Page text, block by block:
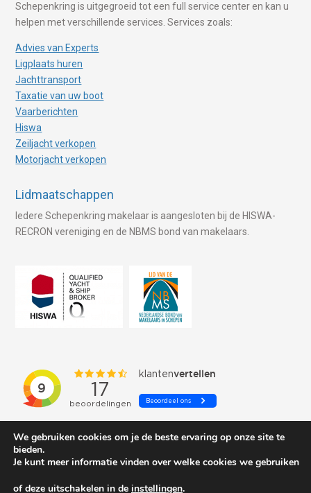
Schepenkring is uitgegroeid tot een full service center en kan u
helpen met verschillende services. Services zoals:
Advies van Experts
Ligplaats huren
Jachttransport
Taxatie van uw boot
Vaarberichten
Hiswa
Zeiljacht verkopen
Motorjacht verkopen
Lidmaatschappen
Iedere Schepenkring makelaar is aangesloten bij de HISWA-
RECRON vereniging en de NBMS bond van makelaars.
We gebruiken cookies om je de beste ervaring op onze site te
bieden.
Je kunt meer informatie vinden over welke cookies we gebruiken
of deze uitschakelen in de instellingen.